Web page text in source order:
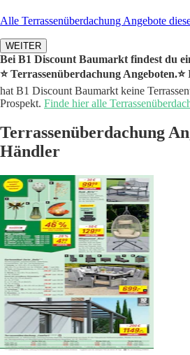
Alle Terrassenüberdachung Angebote
WEITER
Bei B1 Discount Baumarkt findest du
⭐️ Terrassenüberdachung Angeboten.⭐️
hat B1 Discount Baumarkt keine
Prospekt. Finde hier alle
Terrassenüberdachung
Händler